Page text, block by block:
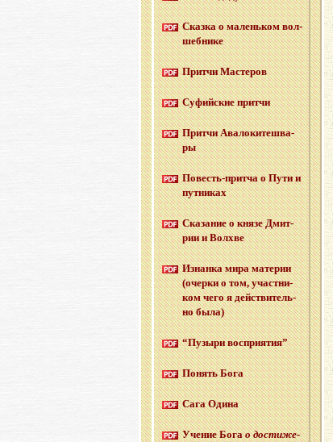
Сказ­ка о ма­лень­ком вол­
шеб­ни­ке
Прит­чи Ма­сте­ров
Су­фий­ские прит­чи
Прит­чи Ава­ло­ки­те­шва­
ры
По­весть-прит­ча о Пути и
пут­ни­ках
Ска­за­ние о князе Дмит­
рии и Волх­ве
Из­нан­ка мира ма­те­рии
(очер­ки о том, участ­ни­
ком чего я дей­стви­тель­
но была)
“Пу­зы­ри вос­при­я­тия”
По­нять Бога
Сага Одина
Уче­ние Богао до­сти­же­